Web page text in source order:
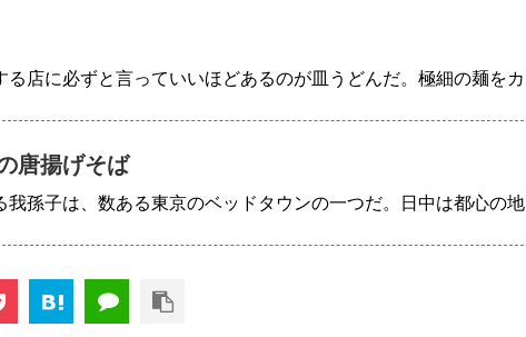
店に必ずと言っていいほどあるのが皿うどんだ。極細の麺をカ
唐揚げそば
孫子は、数ある東京のベッドタウンの一つだ。日中は都心の地